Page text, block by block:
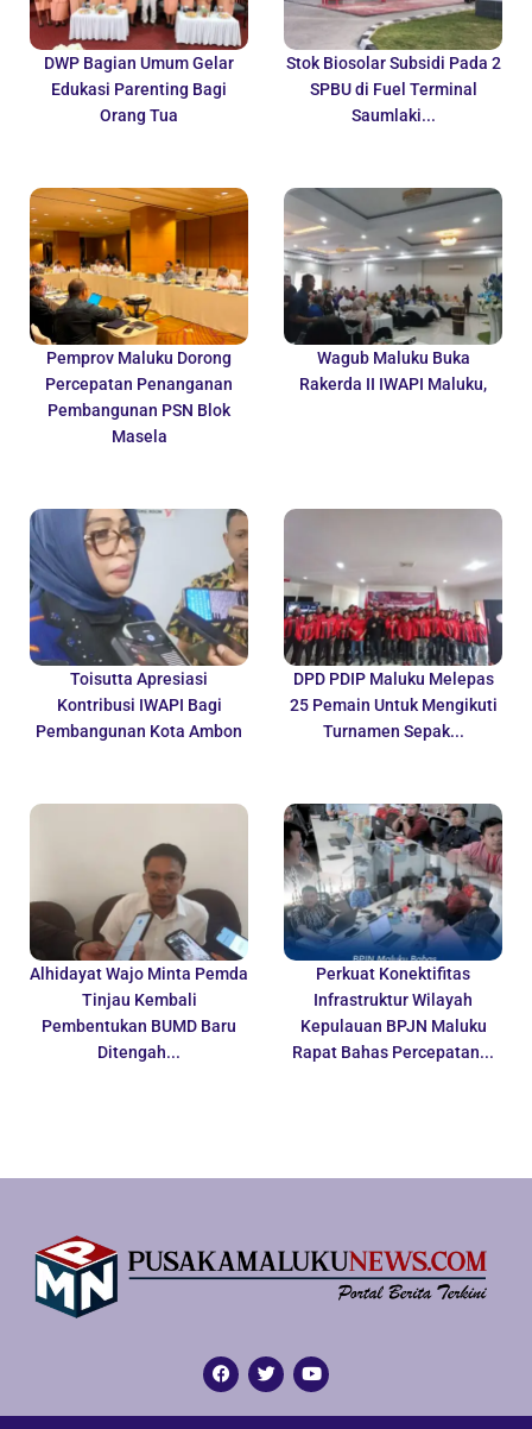
DWP Bagian Umum Gelar
Edukasi Parenting Bagi
Orang Tua
Stok Biosolar Subsidi Pada 2
SPBU di Fuel Terminal
Saumlaki...
Pemprov Maluku Dorong
Percepatan Penanganan
Pembangunan PSN Blok
Masela
Wagub Maluku Buka
Rakerda II IWAPI Maluku,
Toisutta Apresiasi
Kontribusi IWAPI Bagi
Pembangunan Kota Ambon
DPD PDIP Maluku Melepas
25 Pemain Untuk Mengikuti
Turnamen Sepak...
Alhidayat Wajo Minta Pemda
Tinjau Kembali
Pembentukan BUMD Baru
Ditengah...
Perkuat Konektifitas
Infrastruktur Wilayah
Kepulauan BPJN Maluku
Rapat Bahas Percepatan...